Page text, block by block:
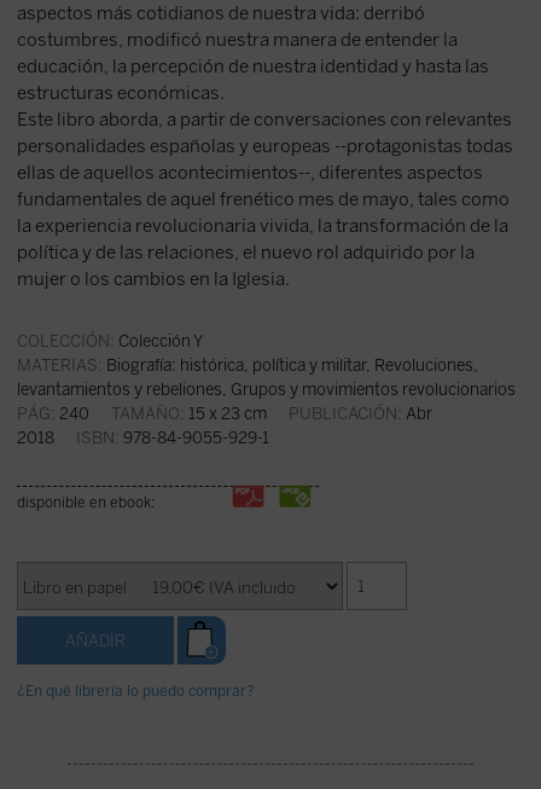
aspectos más cotidianos de nuestra vida: derribó
costumbres, modificó nuestra manera de entender la
educación, la percepción de nuestra identidad y hasta las
estructuras económicas.
Este libro aborda, a partir de conversaciones con relevantes
personalidades españolas y europeas --protagonistas todas
ellas de aquellos acontecimientos--, diferentes aspectos
fundamentales de aquel frenético mes de mayo, tales como
la experiencia revolucionaria vivida, la transformación de la
política y de las relaciones, el nuevo rol adquirido por la
mujer o los cambios en la Iglesia.
COLECCIÓN: Colección Y
MATERIAS: Biografía: histórica, política y militar, Revoluciones,
levantamientos y rebeliones, Grupos y movimientos revolucionarios
PÁG: 240 TAMAÑO: 15 x 23 cm PUBLICACIÓN: Abr
2018 ISBN: 978-84-9055-929-1
disponible en ebook:
¿En qué librería lo puedo comprar?